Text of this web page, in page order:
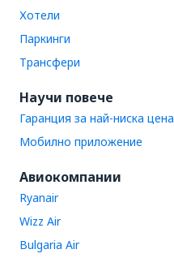
Хотели
Паркинги
Трансфери
Научи повече
Гаранция за най-ниска цена
Мобилно приложение
Авиокомпании
Ryanair
Wizz Air
Bulgaria Air